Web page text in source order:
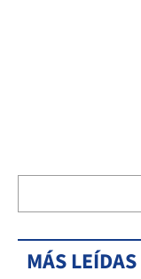
MÁS LEÍDAS